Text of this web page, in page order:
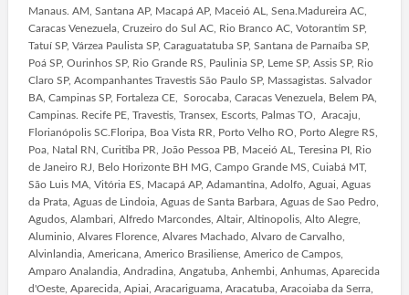
Manaus. AM, Santana AP, Macapá AP, Maceió AL, Sena.Madureira AC,
Caracas Venezuela, Cruzeiro do Sul AC, Rio Branco AC, Votorantim SP,
Tatuí SP, Várzea Paulista SP, Caraguatatuba SP, Santana de Parnaíba SP,
Poá SP, Ourinhos SP, Rio Grande RS, Paulinia SP, Leme SP, Assis SP, Rio
Claro SP, Acompanhantes Travestis São Paulo SP, Massagistas. Salvador
BA, Campinas SP, Fortaleza CE, Sorocaba, Caracas Venezuela, Belem PA,
Campinas. Recife PE, Travestis, Transex, Escorts, Palmas TO, Aracaju,
Florianópolis SC.Floripa, Boa Vista RR, Porto Velho RO, Porto Alegre RS,
Poa, Natal RN, Curitiba PR, João Pessoa PB, Maceió AL, Teresina PI, Rio
de Janeiro RJ, Belo Horizonte BH MG, Campo Grande MS, Cuiabá MT,
São Luis MA, Vitória ES, Macapá AP, Adamantina, Adolfo, Aguai, Aguas
da Prata, Aguas de Lindoia, Aguas de Santa Barbara, Aguas de Sao Pedro,
Agudos, Alambari, Alfredo Marcondes, Altair, Altinopolis, Alto Alegre,
Aluminio, Alvares Florence, Alvares Machado, Alvaro de Carvalho,
Alvinlandia, Americana, Americo Brasiliense, Americo de Campos,
Amparo Analandia, Andradina, Angatuba, Anhembi, Anhumas, Aparecida
d'Oeste, Aparecida, Apiai, Aracariguama, Aracatuba, Aracoiaba da Serra,